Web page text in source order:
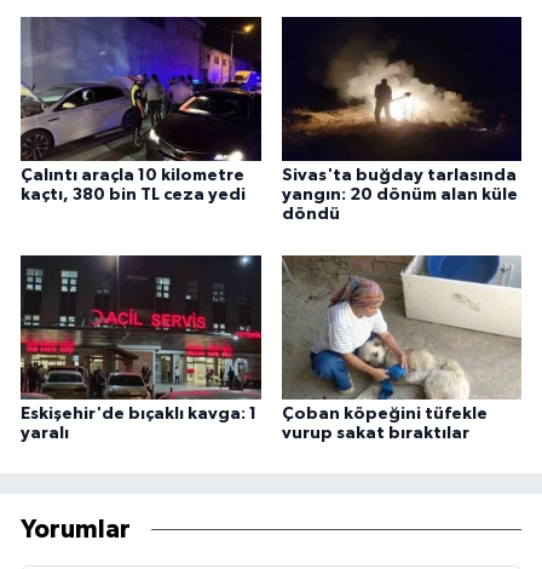
Çalıntı araçla 10 kilometre
kaçtı, 380 bin TL ceza yedi
Sivas'ta buğday tarlasında
yangın: 20 dönüm alan küle
döndü
Eskişehir'de bıçaklı kavga: 1
yaralı
Çoban köpeğini tüfekle
vurup sakat bıraktılar
Yorumlar